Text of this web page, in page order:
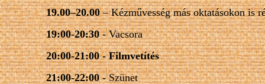
19.00–20.00– Kézművesség más oktatásokon is
19:00-20:30 -Vacsora
20:00-21:00 -Filmvetítés
21:00-22:00 -Szünet